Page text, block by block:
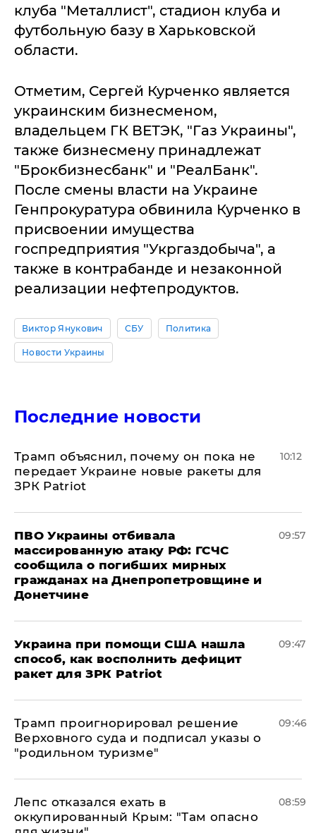
клуба "Металлист", стадион клуба и
футбольную базу в Харьковской
области.
Отметим, Сергей Курченко является
украинским бизнесменом,
владельцем ГК ВЕТЭК, "Газ Украины",
также бизнесмену принадлежат
"Брокбизнесбанк" и "РеалБанк".
После смены власти на Украине
Генпрокуратура обвинила Курченко в
присвоении имущества
госпредприятия "Укргаздобыча", а
также в контрабанде и незаконной
реализации нефтепродуктов.
Виктор Янукович СБУ Политика
Новости Украины
Последние новости
Трамп объяснил, почему он пока не
передает Украине новые ракеты для
ЗРК Patriot
10:12
ПВО Украины отбивала
массированную атаку РФ: ГСЧС
сообщила о погибших мирных
гражданах на Днепропетровщине и
Донетчине
09:57
Украина при помощи США нашла
способ, как восполнить дефицит
ракет для ЗРК Patriot
09:47
Трамп проигнорировал решение
Верховного суда и подписал указы о
"родильном туризме"
09:46
Лепс отказался ехать в
оккупированный Крым: "Там опасно
08:59